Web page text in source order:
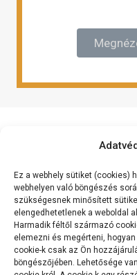
Ez a webhely sütiket (cookies)
webhelyen való böngészés
szükségesnek minősített
elengedhetetlenek a weboldal
Harmadik féltől származó
elemezni és megérteni,
cookie-k csak az Ön
böngészőjében. Lehetősége
Cashflow
2120 Dunakeszi, Dr.